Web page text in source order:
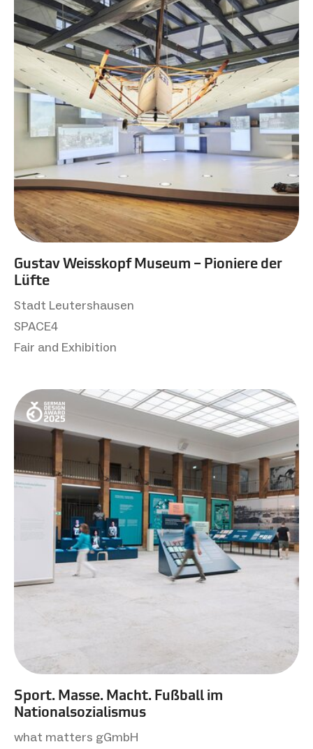
Gustav Weisskopf Museum – Pioniere der
Lüfte
Stadt Leutershausen
SPACE4
Fair and Exhibition
Sport. Masse. Macht. Fußball im
Nationalsozialismus
what matters gGmbH